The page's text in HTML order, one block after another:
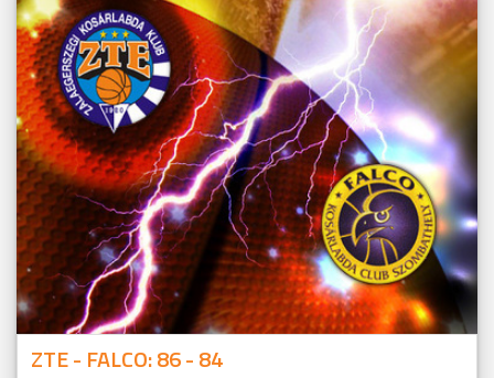
ZTE - FALCO: 86 - 84